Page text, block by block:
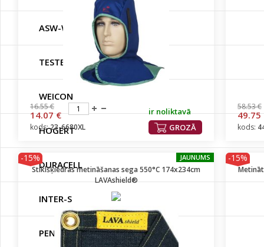
ASW-WEKADOR
TESTBOY
WEICON
HOGERT
DURACELL
INTER-S
PENOSIL
16.55 €
14.07 €
ir noliktavā
GROZĀ
kods:23-6680XL
58.53 €
49.75
kods:
-15% JAUNUMS
Stiklšķiedras metināšanas sega 550°C 174x234cm
LAVAshield®
-15%